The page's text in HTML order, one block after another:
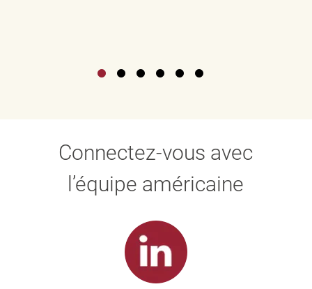
Connectez-vous avec
l’équipe américaine